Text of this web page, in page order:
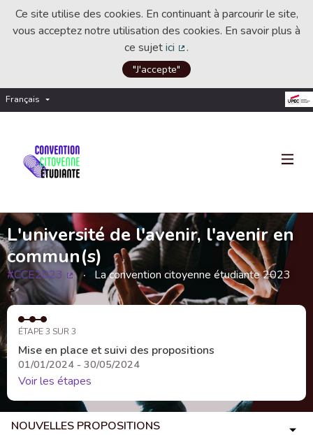
Ce site utilise des cookies. En continuant à parcourir le site,
vous acceptez notre utilisation des cookies. En savoir plus à
ce sujetici
(Lien externe)
.
"J'accepte"
Français Choisir la langue
L'université de l'avenir, l'avenir en
commun(s)
#CCE2023
(Lien externe)
La convention citoyenne étudiante 2023
ÉTAPE 3 SUR 3
Mise en place et suivi des propositions
01/01/2024 - 30/05/2024
Voir les étapes
NOUVELLES PROPOSITIONS